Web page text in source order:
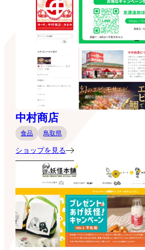
中村商店
食品 鳥取県
ショップを見る